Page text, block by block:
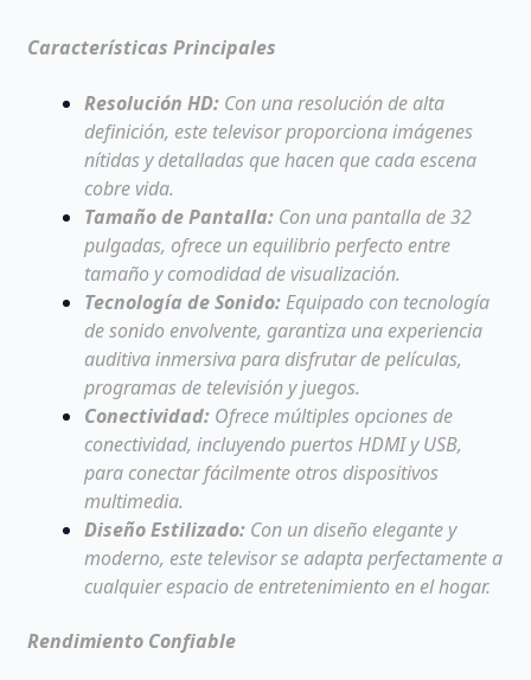
Características Principales
Resolución HD:Con una resolución de alta
definición, este televisor proporciona imágenes
nítidas y detalladas que hacen que cada escena
cobre vida.
Tamaño de Pantalla:Con una pantalla de 32
pulgadas, ofrece un equilibrio perfecto entre
tamaño y comodidad de visualización.
Tecnología de Sonido:Equipado con tecnología
de sonido envolvente, garantiza una experiencia
auditiva inmersiva para disfrutar de películas,
programas de televisión y juegos.
Conectividad:Ofrece múltiples opciones de
conectividad, incluyendo puertos HDMI y USB,
para conectar fácilmente otros dispositivos
multimedia.
Diseño Estilizado:Con un diseño elegante y
moderno, este televisor se adapta perfectamente a
cualquier espacio de entretenimiento en el hogar.
Rendimiento Confiable